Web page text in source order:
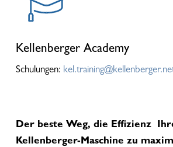
Kellenberger Academy
Schulungen:
Der beste Weg, die Effizienz
Kellenberger-Maschine zu